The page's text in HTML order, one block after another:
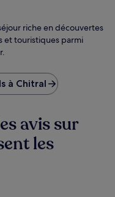
riche en découvertes
et touristiques parmi
à Chitral
avis sur
les